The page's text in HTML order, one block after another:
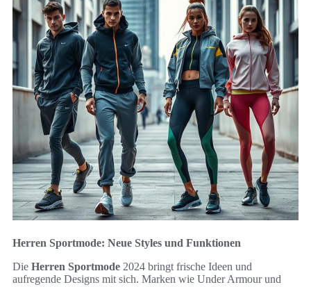
Herren Sportmode: Neue Styles und Funktionen
Die Herren Sportmode 2024 bringt frische Ideen und
aufregende Designs mit sich. Marken wie Under Armour und